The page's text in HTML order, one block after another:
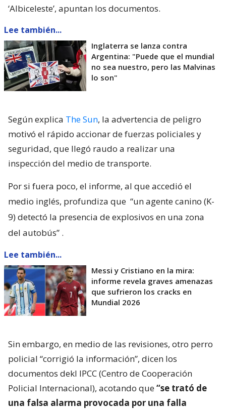
‘Albiceleste’, apuntan los documentos.
Lee también...
Inglaterra se lanza contra
Argentina: "Puede que el mundial
no sea nuestro, pero las Malvinas
lo son"
Según explica The Sun, la advertencia de peligro
motivó el rápido accionar de fuerzas policiales y
seguridad, que llegó raudo a realizar una
inspección del medio de transporte.
Por si fuera poco, el informe, al que accedió el
medio inglés, profundiza que “un agente canino (K-
9) detectó la presencia de explosivos en una zona
del autobús” .
Lee también...
Messi y Cristiano en la mira:
informe revela graves amenazas
que sufrieron los cracks en
Mundial 2026
Sin embargo, en medio de las revisiones, otro perro
policial “corrigió la información”, dicen los
documentos dekl IPCC (Centro de Cooperación
Policial Internacional), acotando que“se trató de
una falsa alarma provocada por una falla